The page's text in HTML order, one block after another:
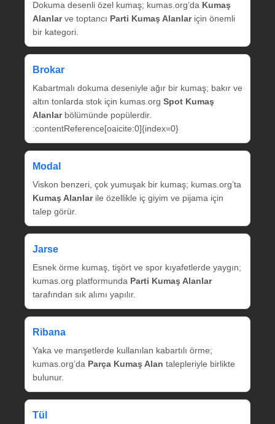
Dokuma desenli özel kumaş; kumas.org’da Kumaş
Alanlarve toptancı Parti Kumaş Alanlariçin önemli
bir kategori.
Brokar
Kabartmalı dokuma deseniyle ağır bir kumaş; bakır ve
altın tonlarda stok için kumas.org Spot Kumaş
Alanlarbölümünde popülerdir.
:contentReference[oaicite:0]{index=0}
Modal
Viskon benzeri, çok yumuşak bir kumaş; kumas.org’ta
Kumaş Alanlarile özellikle iç giyim ve pijama için
talep görür.
Jarse
Esnek örme kumaş, tişört ve spor kıyafetlerde yaygın;
kumas.org platformunda Parti Kumaş Alanlar
tarafından sık alımı yapılır.
Ribana
Yaka ve manşetlerde kullanılan kabartılı örme;
kumas.org’da Parça Kumaş Alan talepleriyle birlikte
bulunur.
Tül